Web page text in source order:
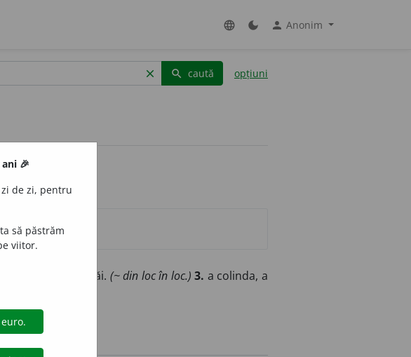
language dark_mode person Anonim
clear search caută opțiuni
bădădăi, a horhăi. (~ din loc în loc.) 3. a colinda, a
~?)
🎉
de zi, pentru
să păstrăm
viitor.